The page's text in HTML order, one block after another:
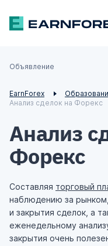
Объявление
EarnForex
Анализ сделок на Форекс
Анализ
Форекс
Составляя торговый
наблюдению за
и закрытия сделок, а
еженедельному
закрытия очень